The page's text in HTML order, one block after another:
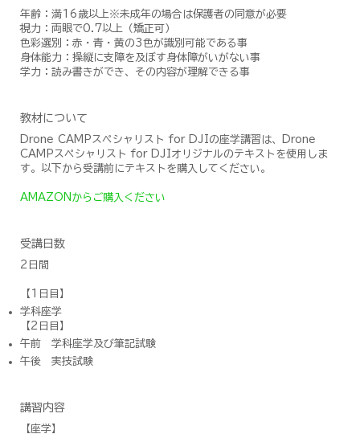
年齢：満16歳以上※未成年の場合は保護者の同意が必要
視力：両眼で0.7以上（矯正可）
色彩選別：赤・青・黄の3色が識別可能である事
身体能力：操縦に支障を及ぼす身体障がいがない事
学力：読み書きができ、その内容が理解できる事
教材について
Drone CAMPスペシャリスト for DJIの座学講習は、Drone
CAMPスペシャリスト for DJIオリジナルのテキストを使用しま
す。以下から受講前にテキストを購入してください。
AMAZONからご購入ください
受講日数
2日間
【1日目】
学科座学
【2日目】
午前 学科座学及び筆記試験
​午後 実技試験
講習内容
​【座学】